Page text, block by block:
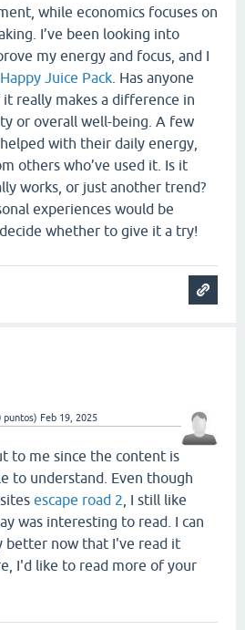
while economics focuses on
I’ve been looking into
my energy and focus, and I
Juice Pack . Has anyone
it really makes a difference in
or overall well-being. A few
with their daily energy,
others who’ve used it. Is it
works, or just another trend?
experiences would be
whether to give it a try!
puntos) Feb 19, 2025
to me since the content is
to understand. Even though
escape road 2 , I still like
was interesting to read. I can
better now that I've read it
I'd like to read more of your